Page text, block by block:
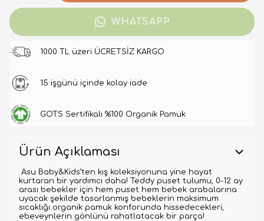
WHATSAPP
1000 TL üzeri ÜCRETSİZ KARGO
15 işgünü içinde kolay iade
GOTS Sertifikalı %100 Organik Pamuk
Ürün Açıklaması
Asu Baby&Kids’ten kış koleksiyonuna yine hayat
kurtaran bir yardımcı daha! Teddy puset tulumu, 0-12 ay
arası bebekler için hem puset hem bebek arabalarına
uyacak şekilde tasarlanmış bebeklerin maksimum
sıcaklığı organik pamuk konforunda hissedecekleri,
ebeveynlerin gönlünü rahatlatacak bir parça!